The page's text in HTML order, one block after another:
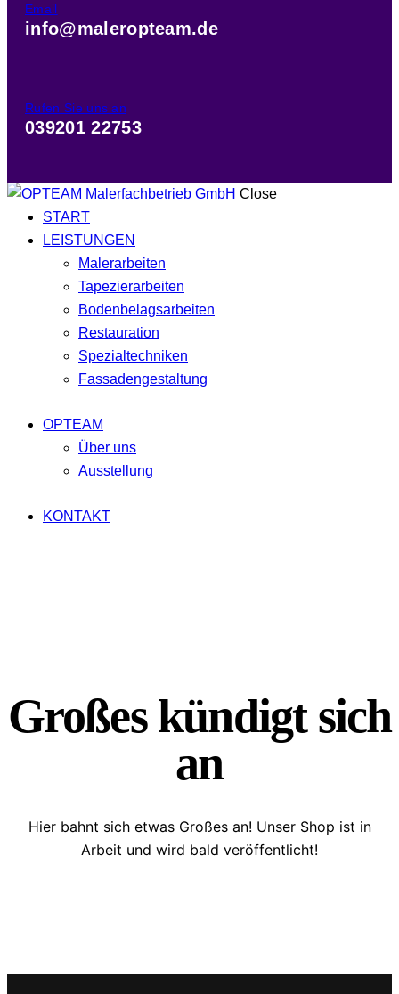
Email
info@maleropteam.de
Rufen Sie uns an
039201 22753
Close
START
LEISTUNGEN
Malerarbeiten
Tapezierarbeiten
Bodenbelagsarbeiten
Restauration
Spezialtechniken
Fassadengestaltung
OPTEAM
Über uns
Ausstellung
KONTAKT
Großes kündigt sich
an
Hier bahnt sich etwas Großes an! Unser Shop ist in
Arbeit und wird bald veröffentlicht!